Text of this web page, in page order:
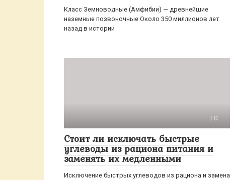
Класс Земноводные (Амфибии) — древнейшие
наземные позвоночные Около 350 миллионов лет
назад в истории
0
Стоит ли исключать быстрые
углеводы из рациона питания и
заменять их медленными
Исключение быстрых углеводов из рациона и замена